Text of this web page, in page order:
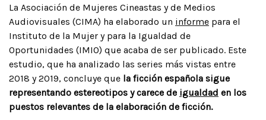
La Asociación de Mujeres Cineastas y de Medios
Audiovisuales (CIMA) ha elaborado un informe para el
Instituto de la Mujer y para la Igualdad de
Oportunidades (IMIO) que acaba de ser publicado. Este
estudio, que ha analizado las series más vistas entre
2018 y 2019, concluye que la ficción española sigue
representando estereotipos y carece de igualdad en los
puestos relevantes de la elaboración de ficción.